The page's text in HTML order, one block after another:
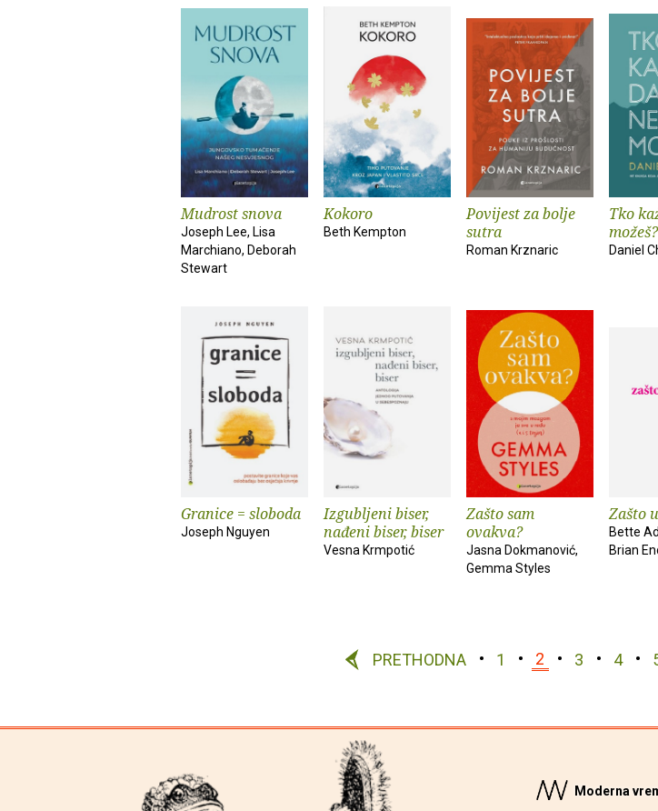
Mudrost snova
Joseph Lee, Lisa
Marchiano, Deborah
Stewart
Kokoro
Beth Kempton
Povijest za bolje
sutra
Roman Krznaric
Tko
možeš?
Daniel
Granice = sloboda
Joseph Nguyen
Izgubljeni biser,
nađeni biser, biser
Vesna Krmpotić
Zašto sam
ovakva?
Jasna Dokmanović,
Gemma Styles
Zašto
Bette
Brian
PRETHODNA 1 2 3 4
Moderna